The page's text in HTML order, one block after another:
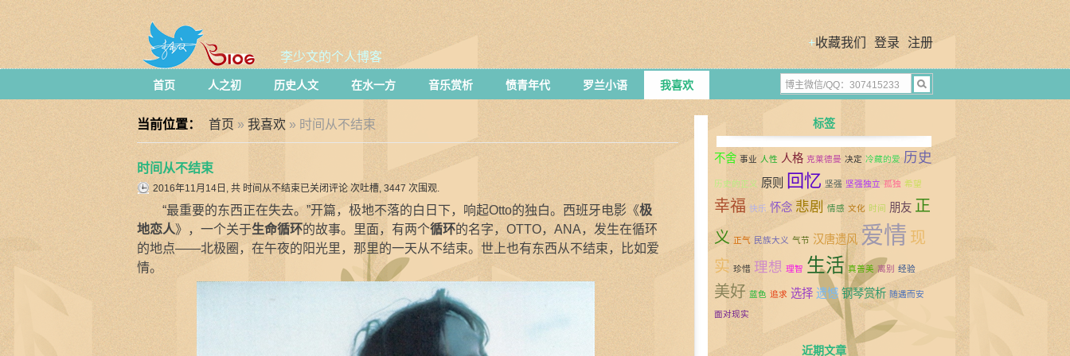
李少文的个人博客
注册
登录
+收藏我们
首页 人之初 历史人文 在水一方 音乐赏析 愤青年代 罗兰小语 我喜欢
当前位置： 首页 » 我喜欢 » 时间从不结束
时间从不结束
2016年11月14日, 共 时间从不结束已关闭评论 次吐槽, 3447 次围观.
“最重要的东西正在失去。”开篇，极地不落的白日下，响起Otto的独白。西班牙电影《极
地恋人》，一个关于生命循环的故事。里面，有两个循环的名字，OTTO，ANA，发生在循环
的地点——北极圈，在午夜的阳光里，那里的一天从不结束。世上也有东西从不结束，比如爱
情。
标签
不舍 事业 人性 人格 克莱德曼 决定 冷藏的爱 历史
历史的正义 原则 回忆 坚强 坚强独立 孤独 希望
幸福 快乐 怀念 悲剧 情感 文化 时间 朋友 正
义
正气 民族大义 气节 汉唐遗风 爱情 现
实 珍惜 理想 理智 生活 真善美 离别 经验
美好 蓝色 追求 选择 遗憾 钢琴赏析 随遇而安
面对现实
近期文章